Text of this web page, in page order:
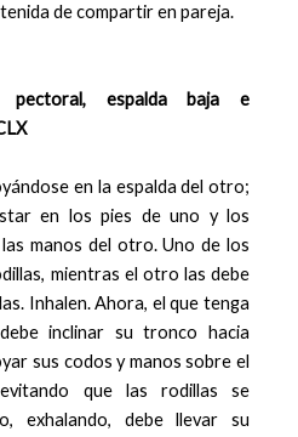
de compartir en pareja.
pectoral, espalda baja e
en la espalda del otro;
en los pies de uno y los
manos del otro. Uno de los
mientras el otro las debe
Inhalen. Ahora, el que tenga
inclinar su tronco hacia
sus codos y manos sobre el
que las rodillas se
exhalando, debe llevar su